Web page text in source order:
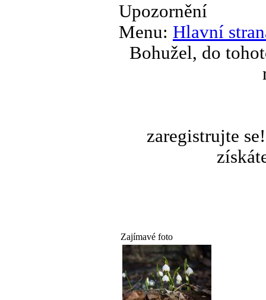
Upozornění
Menu: Hlavní
Bohužel, do
zaregistrujte
Zajímavé foto